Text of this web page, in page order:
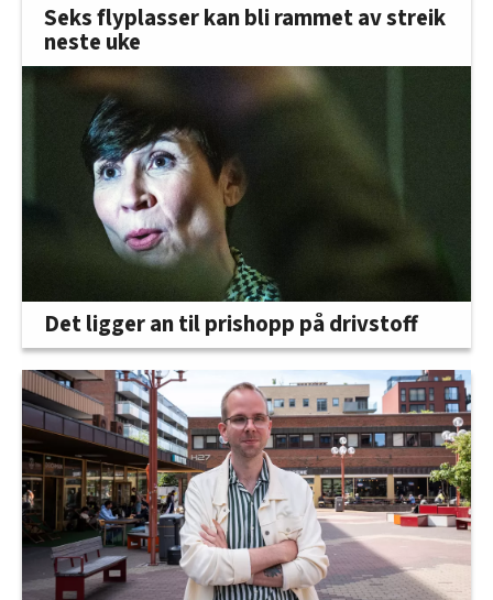
Seks flyplasser kan bli rammet av streik
neste uke
Det ligger an til prishopp på drivstoff